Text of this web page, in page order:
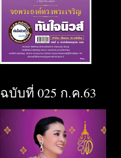
ฉบับที่ 025 ก.ค.63